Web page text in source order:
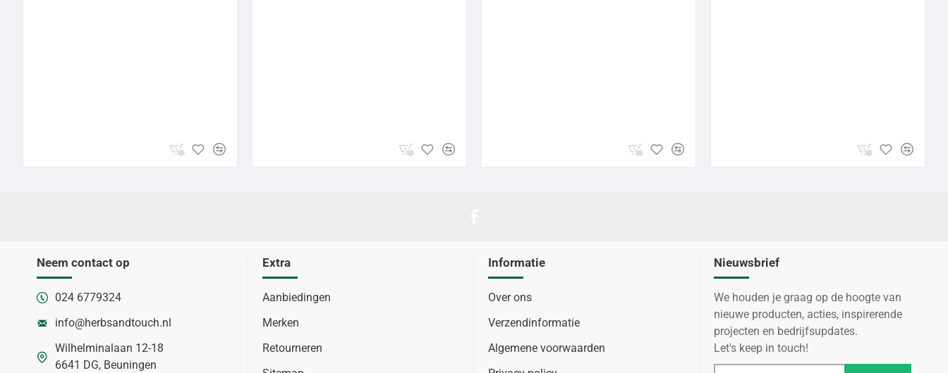
Neem contact op
024 6779324
info@herbsandtouch.nl
Wilhelminalaan 12-18
6641 DG, Beuningen
Extra
Aanbiedingen
Merken
Retourneren
Informatie
Over ons
Verzendinformatie
Algemene voorwaarden
Nieuwsbrief
We houden je graag op de hoogte van
nieuwe producten, acties, inspirerende
projecten en bedrijfsupdates.
Let's keep in touch!